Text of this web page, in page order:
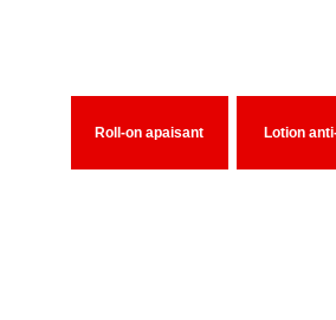
Roll-on apaisant Lotion